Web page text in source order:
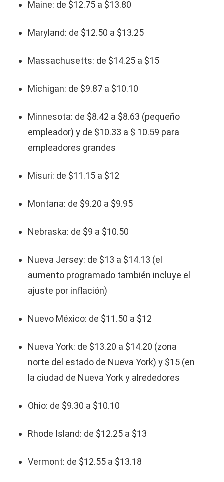
Maine: de $12.75 a $13.80
Maryland: de $12.50 a $13.25
Massachusetts: de $14.25 a $15
Míchigan: de $9.87 a $10.10
Minnesota: de $8.42 a $8.63 (pequeño
empleador) y de $10.33 a $ 10.59 para
empleadores grandes
Misuri: de $11.15 a $12
Montana: de $9.20 a $9.95
Nebraska: de $9 a $10.50
Nueva Jersey: de $13 a $14.13 (el
aumento programado también incluye el
ajuste por inflación)
Nuevo México: de $11.50 a $12
Nueva York: de $13.20 a $14.20 (zona
norte del estado de Nueva York) y $15 (en
la ciudad de Nueva York y alrededores
Ohio: de $9.30 a $10.10
Rhode Island: de $12.25 a $13
Vermont: de $12.55 a $13.18